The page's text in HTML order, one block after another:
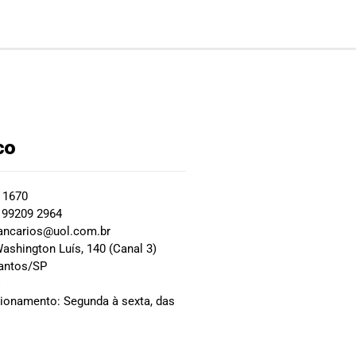
2964
Luís, 140 (Canal 3)
SP
Segunda à sexta, das